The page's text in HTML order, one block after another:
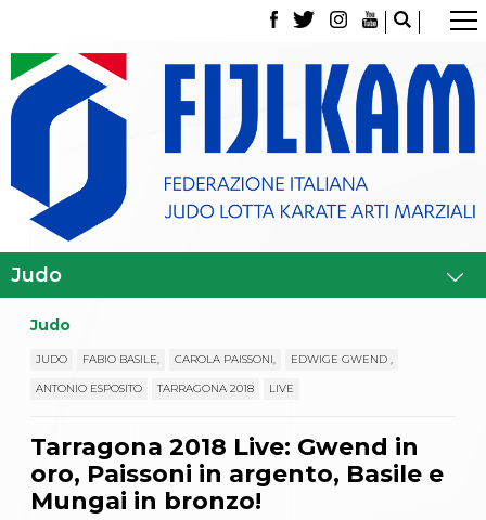
La Federazione
Tesseramento
Contatti
Norme e modulistica Affiliazioni e Tesseramenti
Classifica Società Sportive con più di 100 atleti
tesserati
Giustizia Sportiva
Partners
News
Attività Didattica
Gare e Risultati
Albi Federali
Judo
JUDO FABIO BASILE, CAROLA PAISSONI, EDWIGE GWEND ,
ANTONIO ESPOSITO TARRAGONA 2018 LIVE
Tarragona 2018 Live: Gwend in
oro, Paissoni in argento, Basile e
Mungai in bronzo!